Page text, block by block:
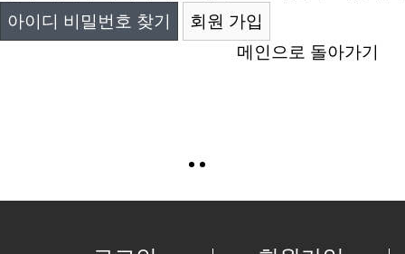
아이디 비밀번호 찾기
회원 가입
메인으로 돌아가기